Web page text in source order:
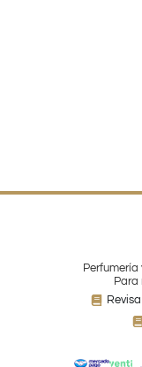
Perfumería
Para